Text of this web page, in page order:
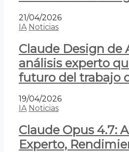
21/04/2026
IA Noticias
Claude Design de
análisis experto
futuro del trabajo
19/04/2026
IA Noticias
Claude Opus 4.7:
Experto,